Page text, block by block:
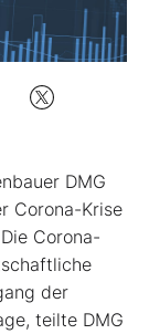
DMG
Corona-Krise
Corona-
der
teilte DMG